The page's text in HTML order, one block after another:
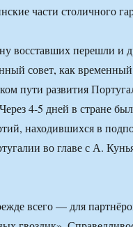
части столичного
восставших перешли и
совет, как
пути развития
4-5 дней в стране
находившихся в
во главе с А.
всего — для